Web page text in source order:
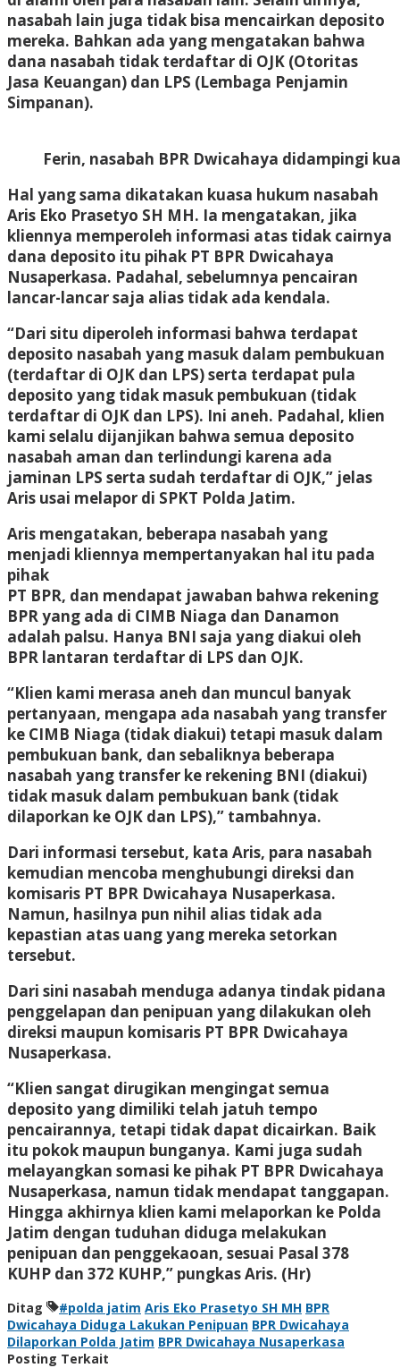
nasabah lain juga tidak bisa mencairkan deposito
mereka. Bahkan ada yang mengatakan bahwa
dana nasabah tidak terdaftar di OJK (Otoritas
Jasa Keuangan) dan LPS (Lembaga Penjamin
Simpanan).
Ferin, nasabah BPR Dwicahaya didampingi
Hal yang sama dikatakan kuasa hukum nasabah
Aris Eko Prasetyo SH MH. Ia mengatakan, jika
kliennya memperoleh informasi atas tidak cairnya
dana deposito itu pihak PT BPR Dwicahaya
Nusaperkasa. Padahal, sebelumnya pencairan
lancar-lancar saja alias tidak ada kendala.
“Dari situ diperoleh informasi bahwa terdapat
deposito nasabah yang masuk dalam pembukuan
(terdaftar di OJK dan LPS) serta terdapat pula
deposito yang tidak masuk pembukuan (tidak
terdaftar di OJK dan LPS). Ini aneh. Padahal, klien
kami selalu dijanjikan bahwa semua deposito
nasabah aman dan terlindungi karena ada
jaminan LPS serta sudah terdaftar di OJK,” jelas
Aris usai melapor di SPKT Polda Jatim.
Aris mengatakan, beberapa nasabah yang
menjadi kliennya mempertanyakan hal itu pada
pihak
PT BPR, dan mendapat jawaban bahwa rekening
BPR yang ada di CIMB Niaga dan Danamon
adalah palsu. Hanya BNI saja yang diakui oleh
BPR lantaran terdaftar di LPS dan OJK.
“Klien kami merasa aneh dan muncul banyak
pertanyaan, mengapa ada nasabah yang transfer
ke CIMB Niaga (tidak diakui) tetapi masuk dalam
pembukuan bank, dan sebaliknya beberapa
nasabah yang transfer ke rekening BNI (diakui)
tidak masuk dalam pembukuan bank (tidak
dilaporkan ke OJK dan LPS),” tambahnya.
Dari informasi tersebut, kata Aris, para nasabah
kemudian mencoba menghubungi direksi dan
komisaris PT BPR Dwicahaya Nusaperkasa.
Namun, hasilnya pun nihil alias tidak ada
kepastian atas uang yang mereka setorkan
tersebut.
Dari sini nasabah menduga adanya tindak pidana
penggelapan dan penipuan yang dilakukan oleh
direksi maupun komisaris PT BPR Dwicahaya
Nusaperkasa.
“Klien sangat dirugikan mengingat semua
deposito yang dimiliki telah jatuh tempo
pencairannya, tetapi tidak dapat dicairkan. Baik
itu pokok maupun bunganya. Kami juga sudah
melayangkan somasi ke pihak PT BPR Dwicahaya
Nusaperkasa, namun tidak mendapat tanggapan.
Hingga akhirnya klien kami melaporkan ke Polda
Jatim dengan tuduhan diduga melakukan
penipuan dan penggekaoan, sesuai Pasal 378
KUHP dan 372 KUHP,” pungkas Aris. (Hr)
Ditag #polda jatim Aris Eko Prasetyo SH MH BPR
Dwicahaya Diduga Lakukan Penipuan BPR Dwicahaya
Dilaporkan Polda Jatim BPR Dwicahaya Nusaperkasa
Posting Terkait